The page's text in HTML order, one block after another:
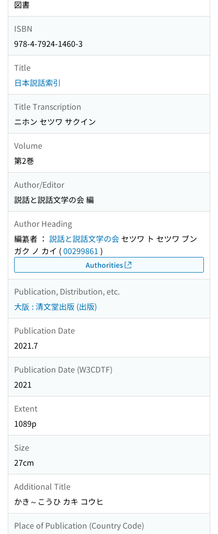
図書
ISBN
978-4-7924-1460-3
Title
日本説話索引
Title Transcription
ニホン セツワ サクイン
Volume
第2巻
Author/Editor
説話と説話文学の会 編
Author Heading
編纂者 ： 説話と説話文学の会 セツワ ト セツワ ブン
ガク ノ カイ (00299861 )
Authorities
Publication, Distribution, etc.
大阪 : 清文堂出版 (出版)
Publication Date
2021.7
Publication Date (W3CDTF)
2021
Extent
1089p
Size
27cm
Additional Title
かき～こうひ カキ コウヒ
Place of Publication (Country Code)